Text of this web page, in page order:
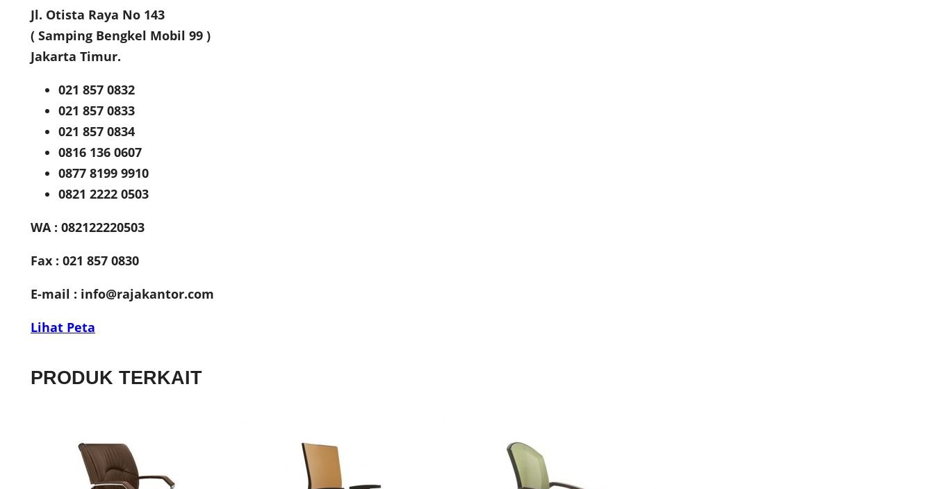
Jl. Otista Raya No 143
( Samping Bengkel Mobil 99 )
Jakarta Timur.
021 857 0832
021 857 0833
021 857 0834
0816 136 0607
0877 8199 9910
0821 2222 0503
WA : 082122220503
Fax : 021 857 0830
E-mail : info@rajakantor.com
Lihat Peta
PRODUK TERKAIT